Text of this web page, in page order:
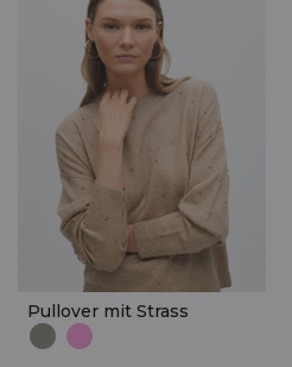
Pullover mit Strass